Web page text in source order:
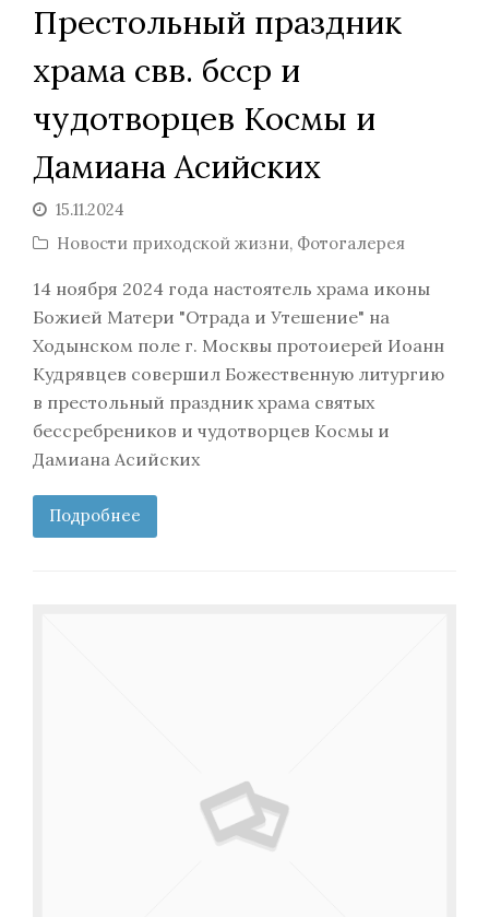
Престольный праздник
храма свв. бсср и
чудотворцев Космы и
Дамиана Асийских
15.11.2024
Новости приходской жизни, Фотогалерея
14 ноября 2024 года настоятель храма иконы
Божией Матери "Отрада и Утешение" на
Ходынском поле г. Москвы протоиерей Иоанн
Кудрявцев совершил Божественную литургию
в престольный праздник храма святых
бессребреников и чудотворцев Космы и
Дамиана Асийских
Подробнее